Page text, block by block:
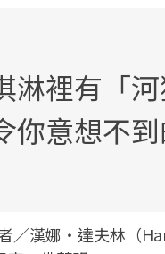
淋裡有「
你意想不
／漢娜‧達夫林（